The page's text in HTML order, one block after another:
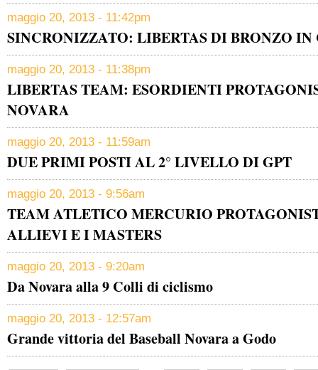
maggio 20, 2013 - 11:42pm
SINCRONIZZATO: LIBERTAS DI BRONZO IN
maggio 20, 2013 - 11:38pm
LIBERTAS TEAM: ESORDIENTI
NOVARA
maggio 20, 2013 - 11:59am
DUE PRIMI POSTI AL 2° LIVELLO DI GPT
maggio 20, 2013 - 9:56am
TEAM ATLETICO MERCURIO
ALLIEVI E I MASTERS
maggio 20, 2013 - 9:20am
Da Novara alla 9 Colli di ciclismo
maggio 20, 2013 - 12:57am
Grande vittoria del Baseball Novara a Godo